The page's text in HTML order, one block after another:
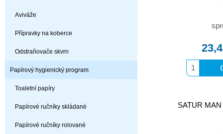
Aviváže
Přípravky na koberce
Odstraňovače skvrn
Papírový hygienický program
Toaletní papíry
Papírové ručníky skládané
Papírové ručníky rolované
SATUR